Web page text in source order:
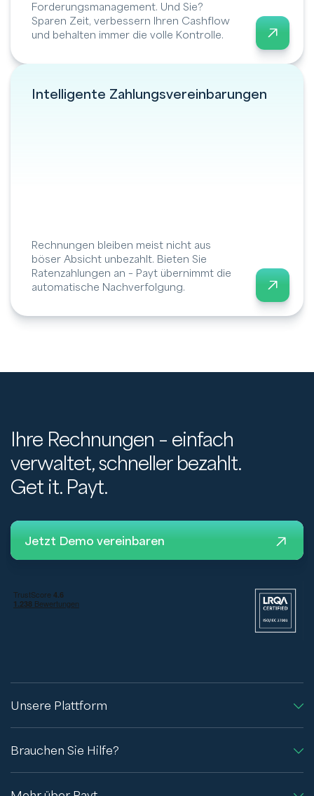
Forderungsmanagement. Und Sie?
Sparen Zeit, verbessern Ihren Cashflow
und behalten immer die volle Kontrolle.
Intelligente Zahlungsvereinbarungen
Rechnungen bleiben meist nicht aus
böser Absicht unbezahlt. Bieten Sie
Ratenzahlungen an – Payt übernimmt die
automatische Nachverfolgung.
Ihre Rechnungen – einfach
verwaltet, schneller bezahlt.
Get it. Payt.
Jetzt Demo vereinbaren
Unsere Plattform
Brauchen Sie Hilfe?